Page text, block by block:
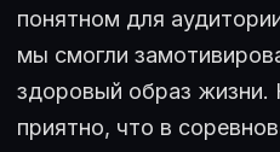
понятном для
мы смогли
здоровый образ жизни.
приятно, что в